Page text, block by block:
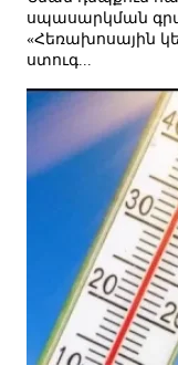
սպասարկման
«Հեռախոսային
ստուգ...